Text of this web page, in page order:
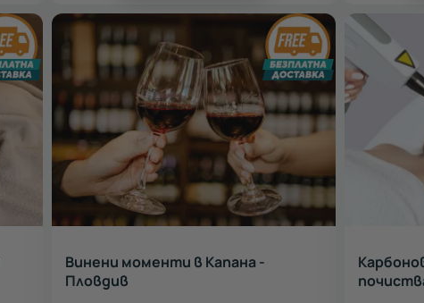
Винени моменти в Капана -
Пловдив